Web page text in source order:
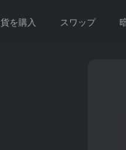
を購入 スワップ